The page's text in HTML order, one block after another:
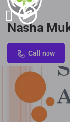
Nasha
Call now